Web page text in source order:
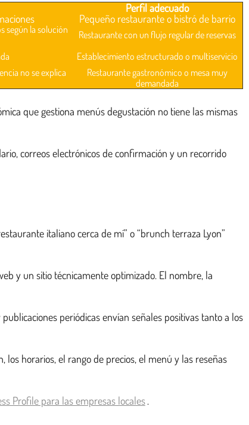
Perfil adecuado
Pequeño restaurante o bistró de barrio
según la solución
Restaurante con un flujo regular de reservas
Establecimiento estructurado o multiservicio
no se explica
Restaurante gastronómico o mesa muy
demandada
que gestiona menús degustación no tiene las mismas
correos electrónicos de confirmación y un recorrido
italiano cerca de mí” o “brunch terraza Lyon”
y un sitio técnicamente optimizado. El nombre, la
periódicas envían señales positivas tanto a los
horarios, el rango de precios, el menú y las reseñas
Profile para las empresas locales.